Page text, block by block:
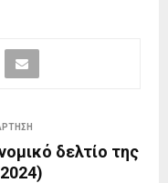
δελτίο της